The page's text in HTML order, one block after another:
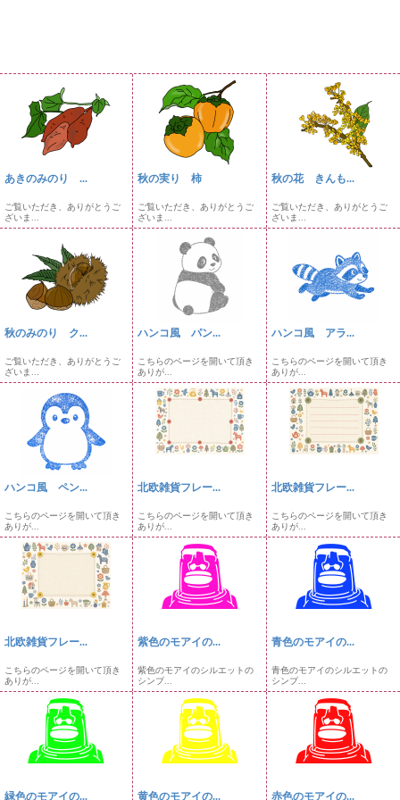
あきのみのり ...
ご覧いただき、ありがとうご
ざいま...
秋の実り 柿
ご覧いただき、ありがとうご
ざいま...
秋の花 きんも...
ご覧いただき、ありがとうご
ざいま...
秋のみのり ク...
ご覧いただき、ありがとうご
ざいま...
ハンコ風 パン...
こちらのページを開いて頂き
ありが...
ハンコ風 アラ...
こちらのページを開いて頂き
ありが...
ハンコ風 ペン...
こちらのページを開いて頂き
ありが...
北欧雑貨フレー...
こちらのページを開いて頂き
ありが...
北欧雑貨フレー...
こちらのページを開いて頂き
ありが...
北欧雑貨フレー...
こちらのページを開いて頂き
ありが...
紫色のモアイの...
紫色のモアイのシルエットの
シンプ...
青色のモアイの...
青色のモアイのシルエットの
シンプ...
緑色のモアイの... 黄色のモアイの... 赤色のモアイの...